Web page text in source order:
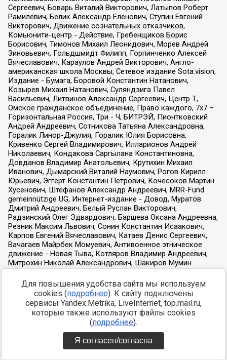
Для повышения удобства сайта мы используем
cookies (подробнее). К сайту подключены
сервисы Yandex.Metrika, LiveInternet, top.mail.ru,
которые также используют файлы cookies
(подробнее).
Я согласен/согласна